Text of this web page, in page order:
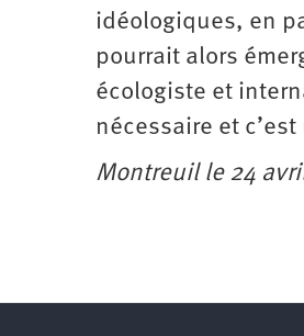
idéologiques, en
pourrait alors
écologiste et
nécessaire et
Montreuil le 24